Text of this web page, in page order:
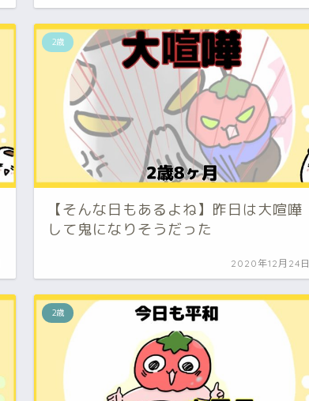
2歳
【そんな日もあるよね】昨日は大喧嘩
して鬼になりそうだった
2020年12月24日
2歳